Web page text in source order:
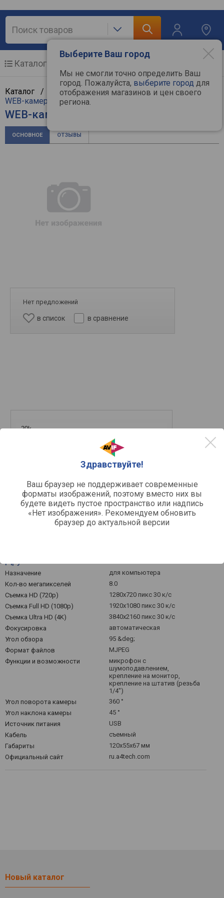
Выберите Ваш город
Мы не смогли точно определить Ваш
город. Пожалуйста, выберите город для
отображения магазинов и цен своего
региона.
Здравствуйте!
Ваш браузер не поддерживает современные
форматы изображений, поэтому вместо них вы
будете видеть пустое пространство или надпись
«Нет изображения». Рекомендуем обновить
браузер до актуальной версии
Каталог
Каталог / Компьютерная техника/ Мультимедиа
WEB-камеры
/A4Tech
WEB-камера A4Tech PK-1000HA
ОСНОВНОЕ ОТЗЫВЫ
Нет предложений
в список в сравнение
Средняя цена
20k
Назначение
для компьютера
Кол-во мегапикселей
8.0
Съемка HD (720p)
1280x720 пикс 30 к/с
Съемка Full HD (1080p)
1920x1080 пикс 30 к/с
Съемка Ultra HD (4K)
3840x2160 пикс 30 к/с
Фокусировка
автоматическая
Угол обзора
95 &deg;
Формат файлов
MJPEG
Функции и возможности
микрофон с
шумоподавлением,
крепление на монитор,
крепление на штатив (резьба
1/4")
Угол поворота камеры
360 °
Угол наклона камеры
45 °
Источник питания
USB
Кабель
съемный
Габариты
120х55х67 мм
Официальный сайт
ru.a4tech.com
Новый каталог